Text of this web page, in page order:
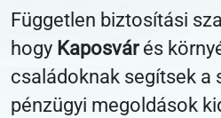
Független biztosítási
hogy Kaposvár és
családoknak segítsek a
pénzügyi megoldások